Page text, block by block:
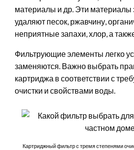
материалы и др. Эти
удаляют песок, ржавчину,
неприятные запахи, хлор, а
Фильтрующие элементы легко
заменяются. Важно выбрать
картриджа в соответствии с
очистки и свойствами воды.
Картриджный фильтр с тремя степенями